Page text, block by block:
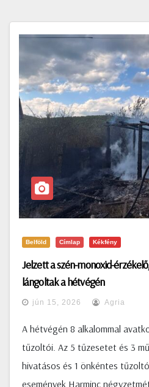
Belföld Címlap Kékfény
Jelzett a szén-monoxid-
lángoltak a hétvégén
jún 15, 2026 Agria
A hétvégén 8 alkalommal
tűzoltói. Az 5 tűzesetet és 3
hivatásos és 1 önkéntes
események Harminc